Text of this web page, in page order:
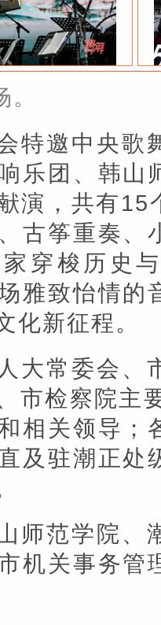
特邀中央歌
乐团、韩山
演，共有15
古筝重奏、
穿梭历史
雅致怡情的
化新征程。
大常委会、
市检察院主
相关领导；
及驻潮正处
师范学院、
机关事务管